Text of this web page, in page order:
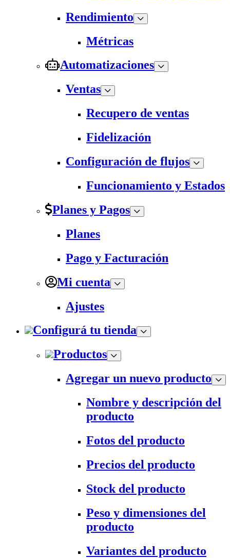
Rendimiento
Métricas
Automatizaciones
Ventas
Recupero de ventas
Fidelización
Configuración de flujos
Funcionamiento y Estados
Planes y Pagos
Planes
Pago y Facturación
Mi cuenta
Ajustes
Configurá tu tienda
Productos
Agregar un nuevo producto
Nombre y descripción del
producto
Fotos del producto
Precios del producto
Stock del producto
Peso y dimensiones del
producto
Variantes del producto